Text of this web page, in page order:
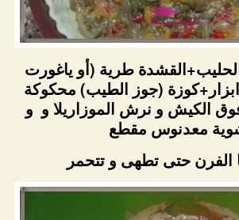
طرية (أو ياغورت
(جوز الطيب) محكوكة
الكيش و نرش الموزاريلا و و
معدنوس مقطع
الفرن حتى تطهى و تتحمر